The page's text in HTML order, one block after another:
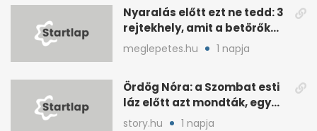
Nyaralás előtt ezt ne tedd: 3
rejtekhely, amit a betörők
ismernek
meglepetes.hu 1 napja
Ördög Nóra: a Szombat esti
láz előtt azt mondták, egy
hét alatt fogyjon
story.hu 1 napja